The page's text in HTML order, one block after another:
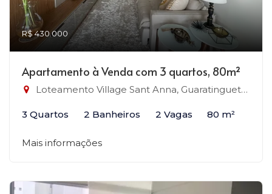
R$ 430.000
Apartamento à Venda com 3 quartos, 80m²
Loteamento Village Sant Anna, Guaratinguetá-SP
3 Quartos 2 Banheiros 2 Vagas 80 m²
Mais informações